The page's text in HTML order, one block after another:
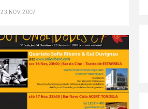
23 NOV 2007